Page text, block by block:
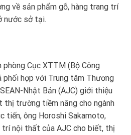
về sản phẩm gỗ, hàng trang trí
nước sở tại.
phòng Cục XTTM (Bộ Công
hợp với Trung tâm Thương
Nhật Bản (AJC) giới thiệu
trường tiềm năng cho ngành
tiến, ông Horoshi Sakamoto,
trí nội thất của AJC cho biết, thị